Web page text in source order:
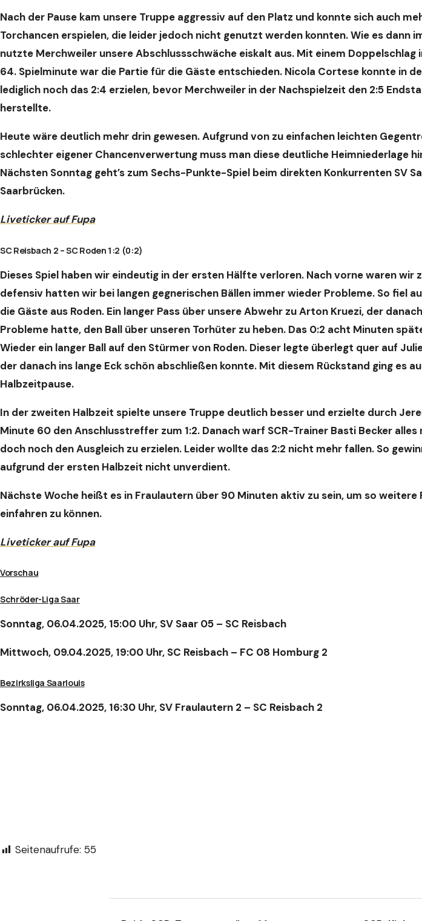
Nach der Pause kam unsere Truppe aggressiv auf den Platz und konnte sich auch
Torchancen erspielen, die leider jedoch nicht genutzt werden konnten. Wie es dann
nutzte Merchweiler unsere Abschlussschwäche eiskalt aus. Mit einem Doppelschlag
64. Spielminute war die Partie für die Gäste entschieden. Nicola Cortese konnte in
lediglich noch das 2:4 erzielen, bevor Merchweiler in der Nachspielzeit den 2:5
herstellte.
Heute wäre deutlich mehr drin gewesen. Aufgrund von zu einfachen leichten
schlechter eigener Chancenverwertung muss man diese deutliche Heimniederlage
Nächsten Sonntag geht’s zum Sechs-Punkte-Spiel beim direkten Konkurrenten SV
Saarbrücken.
Liveticker auf Fupa
SC Reisbach 2 – SC Roden 1:2 (0:2)
Dieses Spiel haben wir eindeutig in der ersten Hälfte verloren. Nach vorne waren wir
defensiv hatten wir bei langen gegnerischen Bällen immer wieder Probleme. So fiel
die Gäste aus Roden. Ein langer Pass über unsere Abwehr zu Arton Kruezi, der
Probleme hatte, den Ball über unseren Torhüter zu heben. Das 0:2 acht Minuten
Wieder ein langer Ball auf den Stürmer von Roden. Dieser legte überlegt quer auf
der danach ins lange Eck schön abschließen konnte. Mit diesem Rückstand ging es
Halbzeitpause.
In der zweiten Halbzeit spielte unsere Truppe deutlich besser und erzielte durch
Minute 60 den Anschlusstreffer zum 1:2. Danach warf SCR-Trainer Basti Becker alles
doch noch den Ausgleich zu erzielen. Leider wollte das 2:2 nicht mehr fallen. So
aufgrund der ersten Halbzeit nicht unverdient.
Nächste Woche heißt es in Fraulautern über 90 Minuten aktiv zu sein, um so weitere
einfahren zu können.
Liveticker auf Fupa
Vorschau
Schröder-Liga Saar
Sonntag, 06.04.2025, 15:00 Uhr, SV Saar 05 – SC Reisbach
Mittwoch, 09.04.2025, 19:00 Uhr, SC Reisbach – FC 08 Homburg 2
Bezirksliga Saarlouis
Sonntag, 06.04.2025, 16:30 Uhr, SV Fraulautern 2 – SC Reisbach 2
Seitenaufrufe: 55